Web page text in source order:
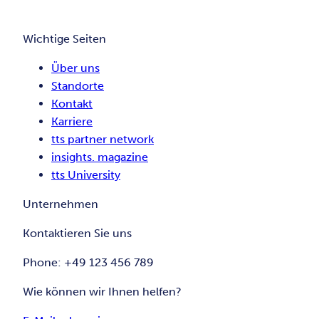
Wichtige Seiten
Über uns
Standorte
Kontakt
Karriere
tts partner network
insights. magazine
tts University
Unternehmen
Kontaktieren Sie uns
Phone: +49 123 456 789
Wie können wir Ihnen helfen?